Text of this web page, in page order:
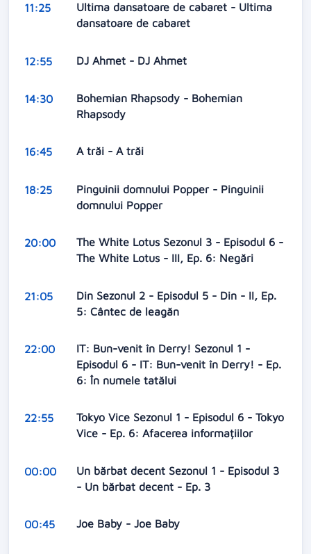
11:25
Ultima dansatoare de cabaret - Ultima
dansatoare de cabaret
12:55 DJ Ahmet - DJ Ahmet
14:30
Bohemian Rhapsody - Bohemian
Rhapsody
16:45 A trăi - A trăi
18:25
Pinguinii domnului Popper - Pinguinii
domnului Popper
20:00
The White Lotus Sezonul 3 - Episodul 6 -
The White Lotus - III, Ep. 6: Negări
21:05
Din Sezonul 2 - Episodul 5 - Din - II, Ep.
5: Cântec de leagăn
22:00
IT: Bun-venit în Derry! Sezonul 1 -
Episodul 6 - IT: Bun-venit în Derry! - Ep.
6: În numele tatălui
22:55
Tokyo Vice Sezonul 1 - Episodul 6 - Tokyo
Vice - Ep. 6: Afacerea informațiilor
00:00
Un bărbat decent Sezonul 1 - Episodul 3
- Un bărbat decent - Ep. 3
00:45 Joe Baby - Joe Baby